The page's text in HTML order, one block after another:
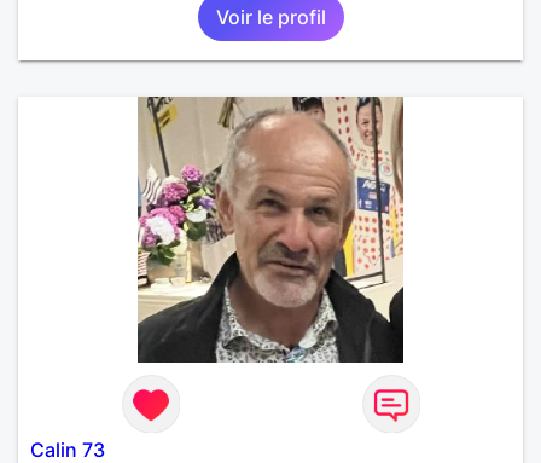
Voir le profil
Calin 73